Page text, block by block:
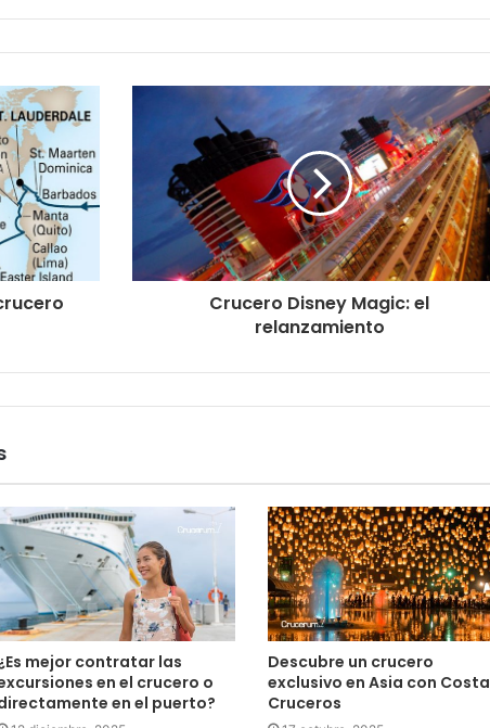
Crucero Disney Magic: el
relanzamiento
mejor contratar las
en el crucero o
en el puerto?
Descubre un crucero
exclusivo en Asia con Costa
Cruceros